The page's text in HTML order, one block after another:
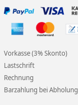
Vorkasse (3% Skonto)
Lastschrift
Rechnung
Barzahlung bei Abholung